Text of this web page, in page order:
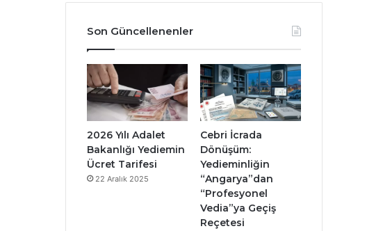
Son Güncellenenler
2026 Yılı Adalet
Bakanlığı Yediemin
Ücret Tarifesi
22 Aralık 2025
Cebri İcrada
Dönüşüm:
Yedieminliğin
“Angarya”dan
“Profesyonel
Vedia”ya Geçiş
Reçetesi